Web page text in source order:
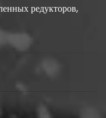
редукторов,